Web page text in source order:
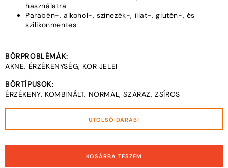
használatra
Parabén-, alkohol-, színezék-, illat-, glutén-, és
szilikonmentes
BŐRPROBLÉMÁK:
AKNE, ÉRZÉKENYSÉG, KOR JELEI
BŐRTÍPUSOK:
ÉRZÉKENY, KOMBINÁLT, NORMÁL, SZÁRAZ, ZSÍROS
UTOLSÓ DARAB!
KOSÁRBA TESZEM